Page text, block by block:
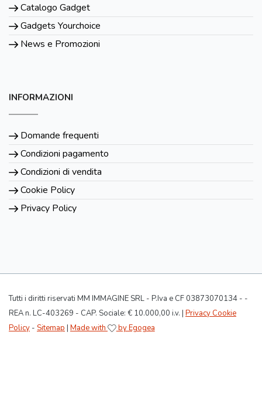
Catalogo Gadget
Gadgets Yourchoice
News e Promozioni
INFORMAZIONI
Domande frequenti
Condizioni pagamento
Condizioni di vendita
Cookie Policy
Privacy Policy
Tutti i diritti riservati MM IMMAGINE SRL - P.Iva e CF 03873070134 - -
REA n. LC-403269 - CAP. Sociale: € 10.000,00 i.v. | Privacy Cookie
Policy - Sitemap | Made with by Egogea